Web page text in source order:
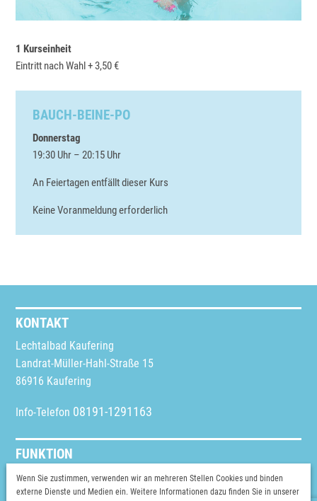
1 Kurseinheit
Eintritt nach Wahl + 3,50 €
BAUCH-BEINE-PO
Donnerstag
19:30 Uhr – 20:15 Uhr
An Feiertagen entfällt dieser Kurs
Keine Voranmeldung erforderlich
KONTAKT
Lechtalbad Kaufering
Landrat-Müller-Hahl-Straße 15
86916 Kaufering
Info-Telefon 08191-1291163
FUNKTION
Schriftgröße ändern
Vorlesen
Wenn Sie zustimmen, verwenden wir an mehreren Stellen Cookies und binden
externe Dienste und Medien ein. Weitere Informationen dazu finden Sie in unserer